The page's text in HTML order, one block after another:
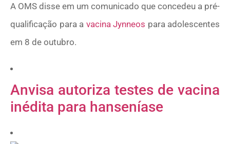
A OMS disse em um comunicado que concedeu a pré-
qualificação para a vacina Jynneos para adolescentes
em 8 de outubro.
Anvisa autoriza testes de vacina
inédita para hanseníase